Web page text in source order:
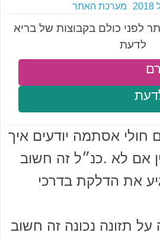
מערכת האתר
לפני כולם בקבוצות של בריא
לדעת
חולי אסתמה יודעים איך
אם לא .כנ״ל זה חשוב
את הדלקת בדרכי
תזונה נכונה זה חשוב